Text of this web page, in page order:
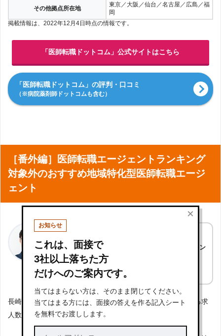
その他拠点所在地
東京／大阪／仙台／名古屋／広島／福
岡
掲載情報は、2022年12月4日時点の情報です。
「医師転職ドットコム」公式サイトはこちら
「医師転職ドットコム」の評判・口コミ
（※病院薬剤師ドットコムも含む）
［番外編］医師転職エージェントランキング
対象外のおすすめ地域特化型医師転職エージ
ェント
「長崎限定または強みをもつ医師転職エージェン
ト」
への登録もおすすめです。
長崎限定または強みをもつ医師転職エージェントは、保有する求
人数が少ない傾向にあります。
×
お知らせ
これは、面接で
3社以上落ちた方
だけへのご案内です。
当てはまらない方は、そのまま閉じてください。
当てはまる方には、面接の答えを作る記入シート
を無料でお渡しします。